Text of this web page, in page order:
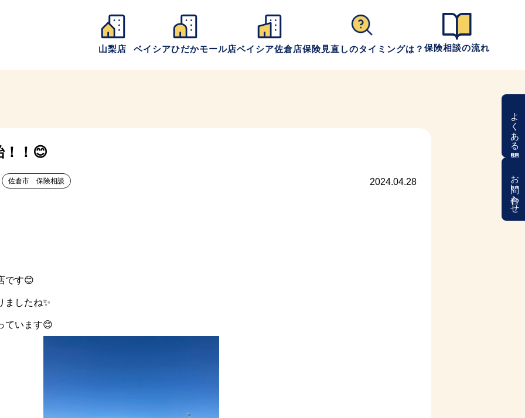
山梨店 ベイシアひだかモール店ベイシア佐倉店保険見直しのタイミングは？ 保険相談の流れ
よくある質問
お問い合わせ
！！😊
2024.04.28
佐倉市 保険相談
です😊
ましたね✨
ています😊